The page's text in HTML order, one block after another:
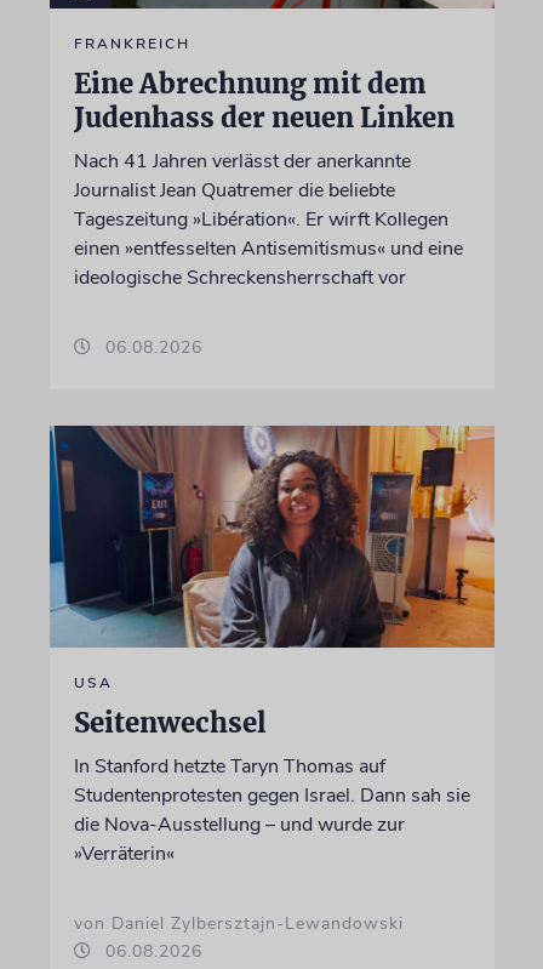
FRANKREICH
Eine Abrechnung mit dem
Judenhass der neuen Linken
Nach 41 Jahren verlässt der anerkannte
Journalist Jean Quatremer die beliebte
Tageszeitung »Libération«. Er wirft Kollegen
einen »entfesselten Antisemitismus« und eine
ideologische Schreckensherrschaft vor
06.08.2026
USA
Seitenwechsel
In Stanford hetzte Taryn Thomas auf
Studentenprotesten gegen Israel. Dann sah sie
die Nova-Ausstellung – und wurde zur
»Verräterin«
von Daniel Zylbersztajn-Lewandowski
06.08.2026